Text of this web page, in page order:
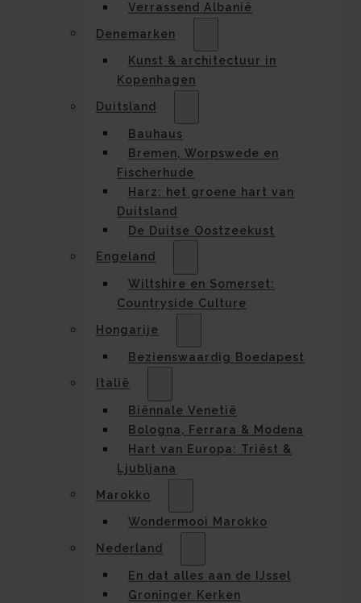
Verrassend Albanië
Denemarken
Kunst & architectuur in
Kopenhagen
Duitsland
Bauhaus
Bremen, Worpswede en
Fischerhude
Harz: het groene hart van
Duitsland
De Duitse Oostzeekust
Engeland
Wiltshire en Somerset:
Countryside Culture
Hongarije
Bezienswaardig Boedapest
Italië
Biënnale Venetië
Bologna, Ferrara & Modena
Hart van Europa: Triëst &
Ljubljana
Marokko
Wondermooi Marokko
Nederland
En dat alles aan de IJssel
Groninger Kerken